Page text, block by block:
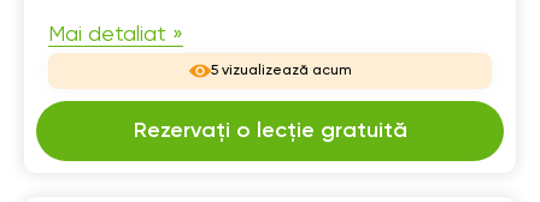
Mai detaliat »
5 vizualizează acum
Rezervați o lecție gratuită